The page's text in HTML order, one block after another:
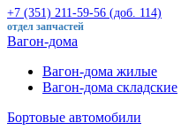
+7 (351) 211-59-56 (доб. 114)
отдел запчастей
Вагон-дома
Вагон-дома жилые
Вагон-дома складские
Бортовые автомобили